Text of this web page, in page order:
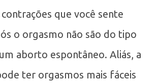
que você sente
o orgasmo não são do tipo
aborto espontâneo. Aliás, a
ter orgasmos mais fáceis